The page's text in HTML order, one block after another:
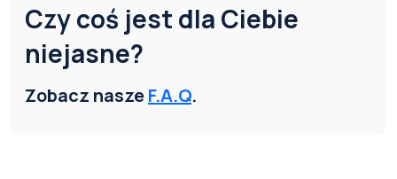
Czy coś jest dla Ciebie
niejasne?
Zobacz naszeF.A.Q.